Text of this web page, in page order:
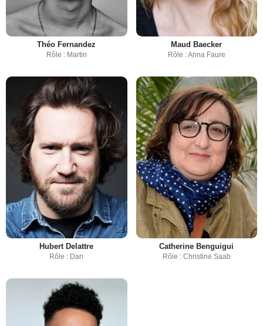
Théo Fernandez
Rôle : Martin
Maud Baecker
Rôle : Anna Faure
Hubert Delattre
Rôle : Dan
Catherine Benguigui
Rôle : Christine Saab